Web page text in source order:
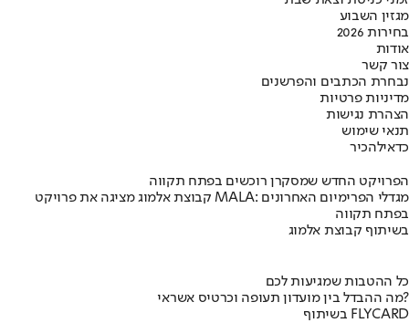
מגזין השבוע
בחירות 2026
אודות
צור קשר
נבחרת הכתבים והפרשנים
מדיניות פרטיות
הצהרת נגישות
תנאי שימוש
כדאילהכיר
הפרויקט החדש שמסקרן רוכשים בפתח תקווה
קבוצת אלמוג מציגה את פרויקט MALA: מגדלי הפרימיום האחרונים
בפתח תקווה
בשיתוף קבוצת אלמוג
כל ההטבות שמגיעות לכם
מה ההבדל בין מועדון תעופה וכרטיס אשראי?
בשיתוף FLYCARD